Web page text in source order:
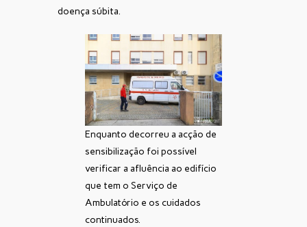
doença súbita.
Enquanto decorreu a acção de
sensibilização foi possível
verificar a afluência ao edifício
que tem o Serviço de
Ambulatório e os cuidados
continuados.